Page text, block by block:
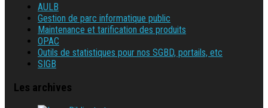
AULB
Gestion de parc informatique public
Maintenance et tarification des produits
OPAC
Outils de statistiques pour nos SGBD, portails, etc
SIGB
Les archives